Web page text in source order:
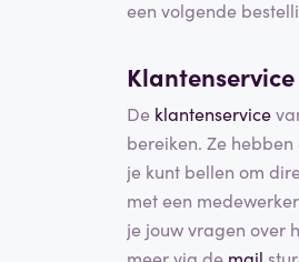
een volgende
De klantenservice
bereiken. Ze
je kunt bellen om
met een
je jouw vragen over